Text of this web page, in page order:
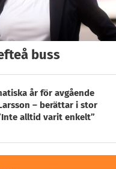
buss
år för avgående
– berättar i stor
alltid varit enkelt”